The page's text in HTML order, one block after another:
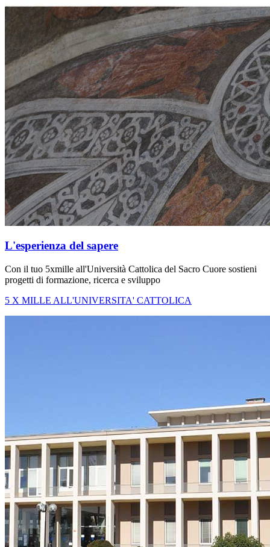
L'esperienza del sapere
Con il tuo 5xmille all'Università Cattolica del Sacro Cuore sostieni
progetti di formazione, ricerca e sviluppo
5 X MILLE ALL'UNIVERSITA' CATTOLICA